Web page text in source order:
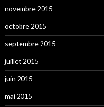
novembre 2015
octobre 2015
septembre 2015
juillet 2015
juin 2015
mai 2015